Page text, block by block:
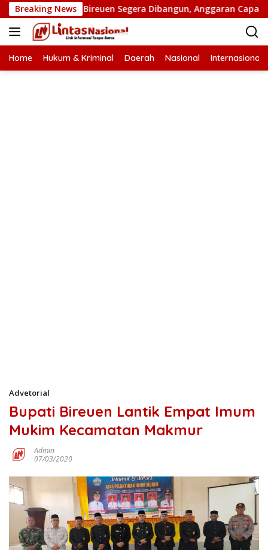
Langsung
ke
konten
Breaking News
Putus di Bireuen Segera Dibangun, Anggaran Capai 500 M
Home Hukum & Kriminal Daerah Nasional Internasional
Advetorial
Bupati Bireuen Lantik Empat Imum
Mukim Kecamatan Makmur
Admin
07/03/2020